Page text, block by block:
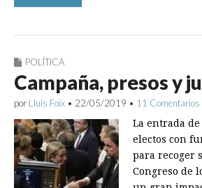
POLÍTICA
Campaña, presos y
por Lluís Foix • 22/05/2019 • 11 Comentarios
La entrada
electos con
para recoger
Congreso de